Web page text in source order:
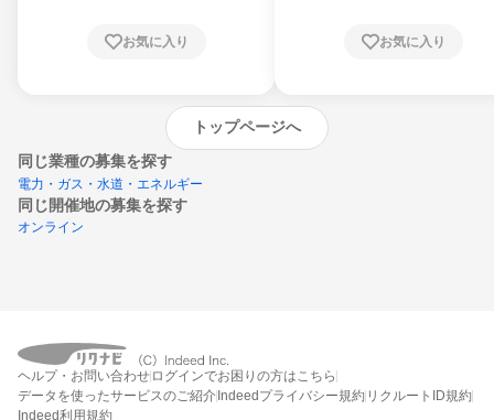
お気に入り お気に入り
トップページへ
同じ業種の募集を探す
電力・ガス・水道・エネルギー
同じ開催地の募集を探す
オンライン
エントリーするとプログラムの詳細案内を
受け取れるようになります
ヘルプ・お問い合わせ ログインでお困りの方はこちら
データを使ったサービスのご紹介 Indeedプライバシー規約 リクルートID規約
Indeed利用規約